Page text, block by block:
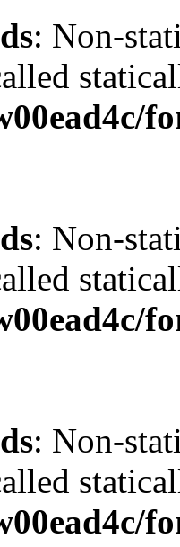
: Non-
: Non-
: Non-